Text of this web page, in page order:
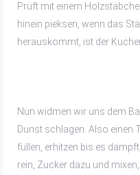
Prüft mit einem
hinein pieksen, wenn das
herauskommt, ist der
Nun widmen wir uns dem
Dunst schlagen. Also
füllen, erhitzen bis es
rein, Zucker dazu und